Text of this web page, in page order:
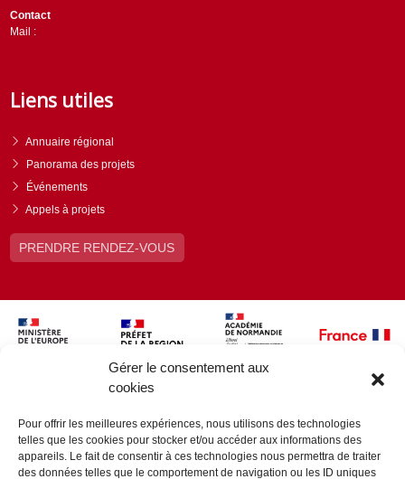
Gérer le consentement aux
cookies
Pour offrir les meilleures expériences, nous utilisons des technologies
telles que les cookies pour stocker et/ou accéder aux informations des
appareils. Le fait de consentir à ces technologies nous permettra de traiter
des données telles que le comportement de navigation ou les ID uniques
Contact
Mail :
Liens utiles
Annuaire régional
Panorama des projets
Événements
Appels à projets
PRENDRE RENDEZ-VOUS